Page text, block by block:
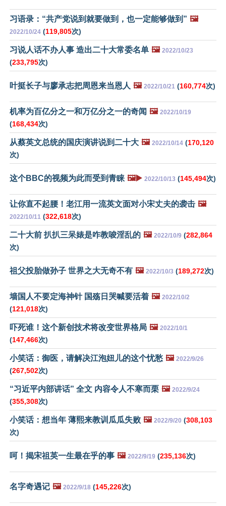
习语录：“共产党说到就要做到，也一定能够做到” 🖼️
2022/10/24 (119,805次)
习说人话不办人事 造出二十大常委名单 🖼️ 2022/10/23
(233,795次)
叶挺长子与廖承志把周恩来当恩人 🖼️ 2022/10/21 (160,774次)
机率为百亿分之一和万亿分之一的奇闻 🖼️ 2022/10/19
(168,434次)
从蔡英文总统的国庆演讲说到二十大 🖼️ 2022/10/14 (170,120
次)
这个BBC的视频为此而受到青睐 🖼️▶️ 2022/10/13 (145,494次)
让你直不起腰！老江用一流英文面对小宋丈夫的袭击 🖼️
2022/10/11 (322,618次)
二十大前 扒扒三呆婊是咋教唆淫乱的 🖼️ 2022/10/9 (282,864
次)
祖父投胎做孙子 世界之大无奇不有 🖼️ 2022/10/3 (189,272次)
墙国人不要定海神针 国殇日哭喊要活着 🖼️ 2022/10/2
(121,018次)
吓死谁！这个新创技术将改变世界格局 🖼️ 2022/10/1
(147,466次)
小笑话：御医，请解决江泡妞儿的这个忧愁 🖼️ 2022/9/26
(267,502次)
“习近平内部讲话” 全文 内容令人不寒而栗 🖼️ 2022/9/24
(355,308次)
小笑话：想当年 薄熙来教训瓜瓜失败 🖼️ 2022/9/20 (308,103
次)
呵！揭宋祖英一生最在乎的事 🖼️ 2022/9/19 (235,136次)
名字奇遇记 🖼️ 2022/9/18 (145,226次)